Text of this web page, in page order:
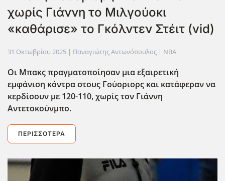
χωρίς Γιάννη το Μιλγούοκι
«καθάρισε» το Γκόλντεν Στέιτ (vid)
31 Οκτωβρίου 2025 | Παναγιώτης Αντωνόπουλος | NBA
Οι Μπακς πραγματοποίησαν μια εξαιρετική
εμφάνιση κόντρα στους Γούοριορς και κατάφεραν να
κερδίσουν με 120-110, χωρίς τον Γιάννη
Αντετοκούνμπο.
ΠΕΡΙΣΣΌΤΕΡΑ